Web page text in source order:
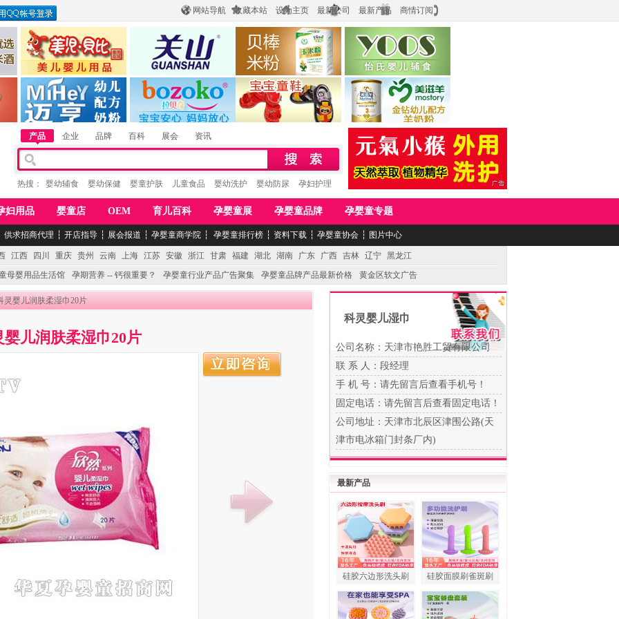
网站导航 收藏本站 设为主页 最新公司 最新产品 商情订阅
惠州市美儿婴儿用品公司
湖南迈亨母婴用品有限公司
陕西关山乳业有限公司
香港欧嘻高婴童用品公司
江西贝棒儿童食品 上海怡氏食品科技有限公司
湖南美滋生物科技有限公司
产品 企业 品牌 百科 展会 资讯
热搜： 婴幼辅食 婴幼保健 婴童护肤 儿童食品 婴幼洗护 婴幼防尿 孕妇护理
妇用品 婴童店 OEM 育儿百科 孕婴童展 孕婴童品牌 孕婴童专题
供求招商代理 ┆ 开店指导 ┆ 展会报道 ┆ 孕婴童商学院 ┆ 孕婴童排行榜 ┆ 资料下载 ┆ 孕婴童协会 ┆ 图片中心
江西 四川 重庆 贵州 云南 上海 江苏 安徽 浙江 甘肃 福建 湖北 湖南 广东 广西 吉林 辽宁 黑龙江
母婴用品生活馆
孕期营养 -- 钙很重要？ 孕婴童行业产品广告聚集 孕婴童品牌产品最新价格 黄金区软文广告
灵婴儿润肤柔湿巾20片
婴儿润肤柔湿巾20片
科灵婴儿湿巾
公司名称：天津市艳胜工贸有限公司
联 系 人：段经理
手 机 号： 请先留言后查看手机号！
固定电话： 请先留言后查看固定电话！
公司地址：天津市北辰区津围公路(天
津市电冰箱门封条厂内)
最新产品
硅胶六边形洗头刷 硅胶面膜刷雀斑刷